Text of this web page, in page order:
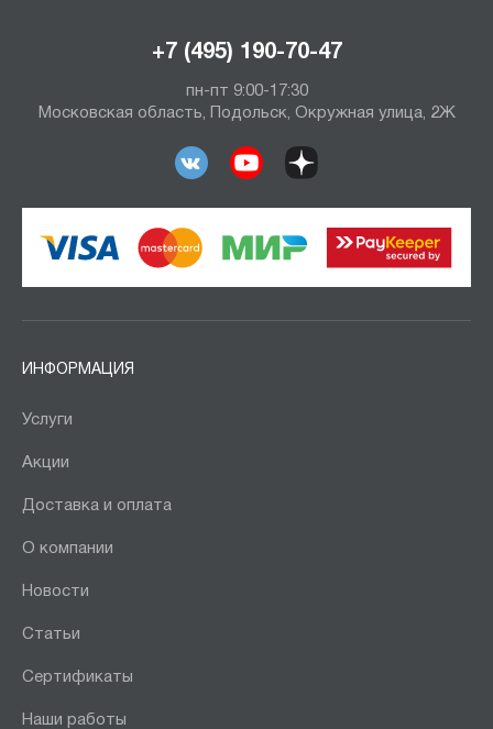
+7 (495) 190-70-47
пн-пт 9:00-17:30
Московская область, Подольск, Окружная улица, 2Ж
ИНФОРМАЦИЯ
Услуги
Акции
Доставка и оплата
О компании
Новости
Статьи
Сертификаты
Наши работы